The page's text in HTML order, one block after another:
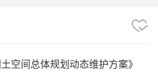
空间总体规划动态维护方案》